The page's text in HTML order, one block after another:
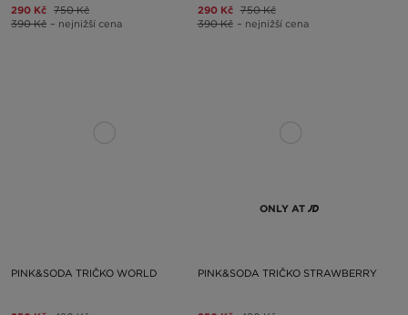
290 Kč 750 Kč
390 Kč – nejnižší cena
290 Kč 750 Kč
390 Kč – nejnižší cena
PINK&SODA TRIČKO WORLD
ONLY AT
PINK&SODA TRIČKO STRAWBERRY